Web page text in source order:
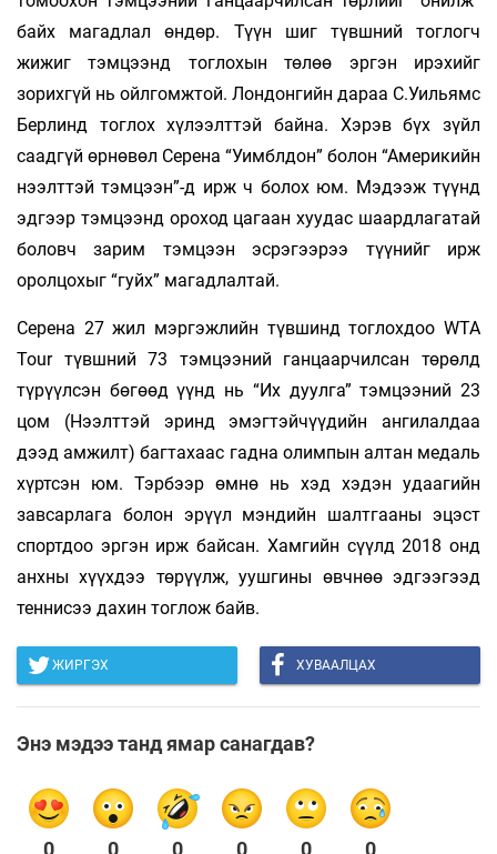
байх магадлал өндөр. Түүн шиг түвшний тоглогч
жижиг тэмцээнд тоглохын төлөө эргэн ирэхийг
зорихгүй нь ойлгомжтой. Лондонгийн дараа С.Уильямс
Берлинд тоглох хүлээлттэй байна. Хэрэв бүх зүйл
саадгүй өрнөвөл Серена “Уимблдон” болон “Америкийн
нээлттэй тэмцээн”-д ирж ч болох юм. Мэдээж түүнд
эдгээр тэмцээнд ороход цагаан хуудас шаардлагатай
боловч зарим тэмцээн эсрэгээрээ түүнийг ирж
оролцохыг “гуйх” магадлалтай.
Серена 27 жил мэргэжлийн түвшинд тоглохдоо WTA
Tour түвшний 73 тэмцээний ганцаарчилсан төрөлд
түрүүлсэн бөгөөд үүнд нь “Их дуулга” тэмцээний 23
цом (Нээлттэй эринд эмэгтэйчүүдийн ангилалдаа
дээд амжилт) багтахаас гадна олимпын алтан медаль
хүртсэн юм. Тэрбээр өмнө нь хэд хэдэн удаагийн
завсарлага болон эрүүл мэндийн шалтгааны эцэст
спортдоо эргэн ирж байсан. Хамгийн сүүлд 2018 онд
анхны хүүхдээ төрүүлж, уушгины өвчнөө эдгээгээд
теннисээ дахин тоглож байв.
ЖИРГЭХ ХУВААЛЦАХ
Энэ мэдээ танд ямар санагдав?
0 0 0 0 0 0